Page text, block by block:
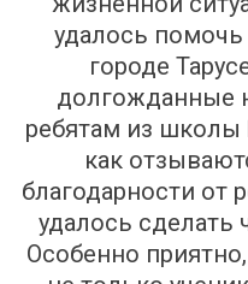
удалось
городе
долгожданные
ребятам из
как
благодарности от
удалось сделать
Особенно